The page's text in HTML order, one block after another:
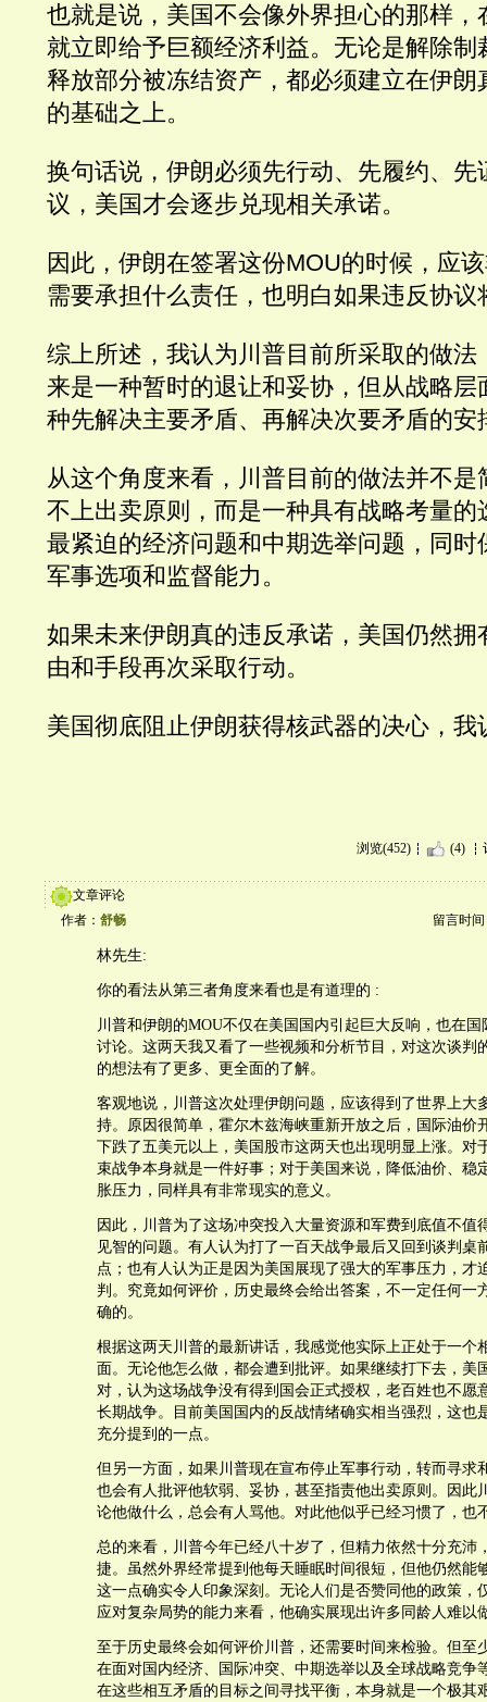
也就是说，美国不会像外界担心的那样，
就立即给予巨额经济利益。无论是解除制
释放部分被冻结资产，都必须建立在伊朗
的基础之上。
换句话说，伊朗必须先行动、先履约、先
议，美国才会逐步兑现相关承诺。
因此，伊朗在签署这份MOU的时候，应
需要承担什么责任，也明白如果违反协议
综上所述，我认为川普目前所采取的做法
来是一种暂时的退让和妥协，但从战略层
种先解决主要矛盾、再解决次要矛盾的安
从这个角度来看，川普目前的做法并不是
不上出卖原则，而是一种具有战略考量的
最紧迫的经济问题和中期选举问题，同时
军事选项和监督能力。
如果未来伊朗真的违反承诺，美国仍然拥
由和手段再次采取行动。
美国彻底阻止伊朗获得核武器的决心，我
浏览(452) (4)
文章评论
作者： 舒畅 留言时间
林先生:
你的看法从第三者角度来看也是有道理的 :
川普和伊朗的MOU不仅在美国国内引起巨大反响，也在
讨论。这两天我又看了一些视频和分析节目，对这次谈判
的想法有了更多、更全面的了解。
客观地说，川普这次处理伊朗问题，应该得到了世界上大
持。原因很简单，霍尔木兹海峡重新开放之后，国际油价
下跌了五美元以上，美国股市这两天也出现明显上涨。对
束战争本身就是一件好事；对于美国来说，降低油价、稳
胀压力，同样具有非常现实的意义。
因此，川普为了这场冲突投入大量资源和军费到底值不值
见智的问题。有人认为打了一百天战争最后又回到谈判桌
点；也有人认为正是因为美国展现了强大的军事压力，才
判。究竟如何评价，历史最终会给出答案，不一定任何一
确的。
根据这两天川普的最新讲话，我感觉他实际上正处于一个
面。无论他怎么做，都会遭到批评。如果继续打下去，美
对，认为这场战争没有得到国会正式授权，老百姓也不愿
长期战争。目前美国国内的反战情绪确实相当强烈，这也
充分提到的一点。
但另一方面，如果川普现在宣布停止军事行动，转而寻求
也会有人批评他软弱、妥协，甚至指责他出卖原则。因此
论他做什么，总会有人骂他。对此他似乎已经习惯了，也
总的来看，川普今年已经八十岁了，但精力依然十分充沛
捷。虽然外界经常提到他每天睡眠时间很短，但他仍然能
这一点确实令人印象深刻。无论人们是否赞同他的政策，
应对复杂局势的能力来看，他确实展现出许多同龄人难以
至于历史最终会如何评价川普，还需要时间来检验。但至
在面对国内经济、国际冲突、中期选举以及全球战略竞争
在这些相互矛盾的目标之间寻找平衡，本身就是一个极其